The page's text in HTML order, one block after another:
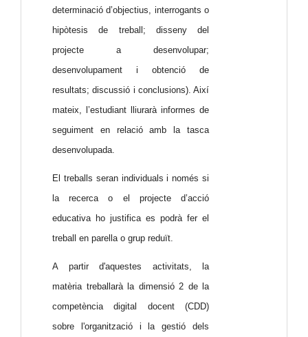
determinació d’objectius, interrogants o
hipòtesis de treball; disseny del
projecte a desenvolupar;
desenvolupament i obtenció de
resultats; discussió i conclusions). Així
mateix, l’estudiant lliurarà informes de
seguiment en relació amb la tasca
desenvolupada.
El treballs seran individuals i només si
la recerca o el projecte d’acció
educativa ho justifica es podrà fer el
treball en parella o grup reduït.
A partir d'aquestes activitats, la
matèria treballarà la dimensió2 de la
competència digital docent (CDD)
sobre l'organització i la gestió dels